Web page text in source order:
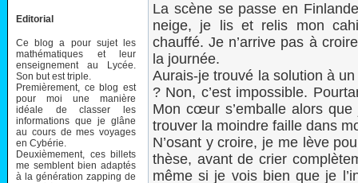
Editorial
Ce blog a pour sujet les
mathématiques et leur
enseignement au Lycée.
Son but est triple.
Premièrement, ce blog est
pour moi une manière
idéale de classer les
informations que je glâne
au cours de mes voyages
en Cybérie.
Deuxièmement, ces billets
me semblent bien adaptés
à la génération zapping de
La scène se passe en
neige, je lis et relis mon
chauffé. Je n’arrive pas à
la journée.
Aurais-je trouvé la solution à
? Non, c’est impossible.
Mon cœur s’emballe alors
trouver la moindre faille dans
N’osant y croire, je me lève
thèse, avant de crier
même si je vois bien que je